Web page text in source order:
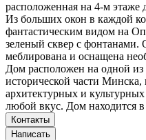
расположенная на 4-м этаже
Из больших окон в каждой
фантастическим видом на
зеленый сквер с фонтанами.
меблирована и оснащена
Дом расположен на одной
исторической части
архитектурных и
любой вкус. Дом находится
Контакты
Написать